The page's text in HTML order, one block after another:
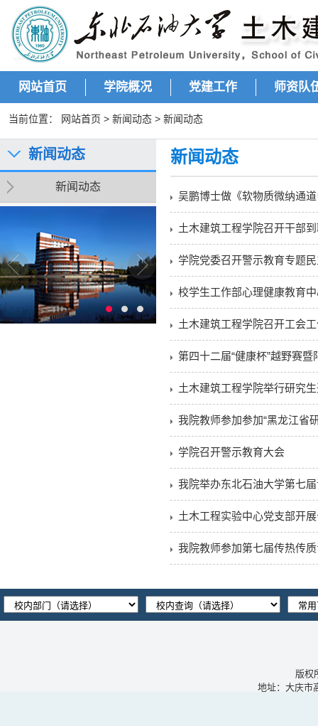
网站首页 学院概况 党建工作 师资队
当前位置： 网站首页 > 新闻动态 > 新闻动态
新闻动态
新闻动态
新闻动态
吴鹏博士做《软物质微纳通
土木建筑工程学院召开干部
学院党委召开警示教育专题
校学生工作部心理健康教育
土木建筑工程学院召开工会
第四十二届“健康杯”越野赛
土木建筑工程学院举行研究
我院教师参加参加“黑龙江省
学院召开警示教育大会
我院举办东北石油大学第七
土木工程实验中心党支部开
我院教师参加第七届传热传
版权
地址：大庆市